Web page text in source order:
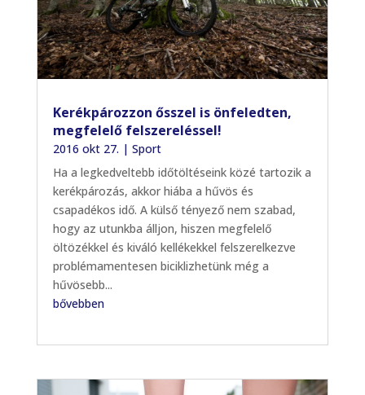
Kerékpározzon ősszel is önfeledten,
megfelelő felszereléssel!
2016 okt 27. | Sport
Ha a legkedveltebb időtöltéseink közé tartozik a
kerékpározás, akkor hiába a hűvös és
csapadékos idő. A külső tényező nem szabad,
hogy az utunkba álljon, hiszen megfelelő
öltözékkel és kiváló kellékekkel felszerelkezve
problémamentesen biciklizhetünk még a
hűvösebb...
bővebben